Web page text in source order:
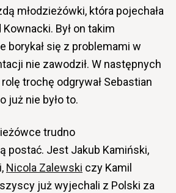
młodzieżówki, która pojechała
Kownacki. Był on takim
borykał się z problemami w
nie zawodził. W następnych
trochę odgrywał Sebastian
już nie było to.
trudno
postać. Jest Jakub Kamiński,
Nicola Zalewski czy Kamil
już wyjechali z Polski za